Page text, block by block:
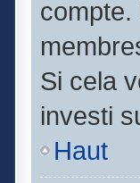
compte.
Si cela
investi
Haut